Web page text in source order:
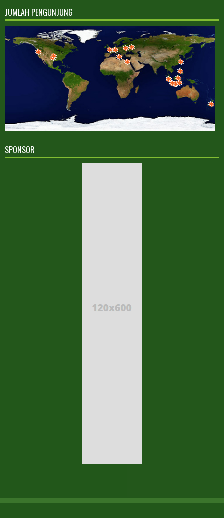
JUMLAH PENGUNJUNG
SPONSOR